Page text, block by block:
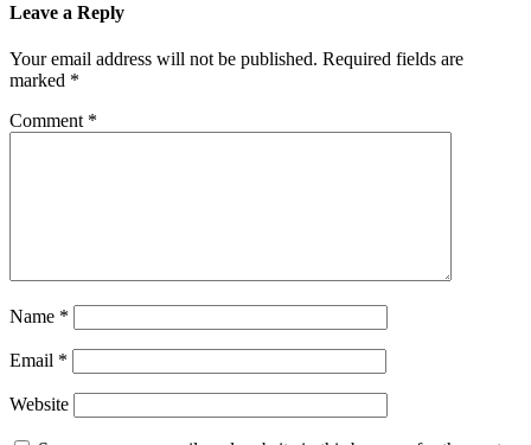
Leave a Reply
Your email address will not be published. Required fields are
marked *
Comment *
Name *
Email *
Website